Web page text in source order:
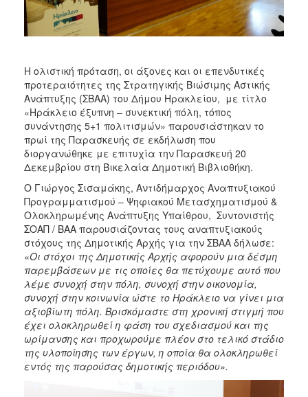
ΠΟΛΙΤΙΣΜΟΣ
ΑΝΘΕΚΤΙΚΗ
ΠΟΛΗ
Η ολιστική πρόταση, οι άξονες και οι επενδυτικές
προτεραιότητες της Στρατηγικής Βιώσιμης Αστικής
Ανάπτυξης (ΣΒΑΑ) του Δήμου Ηρακλείου, με τίτλο
«Ηράκλειο έξυπνη – συνεκτική πόλη, τόπος
συνάντησης 5+1 πολιτισμών» παρουσιάστηκαν το
πρωί της Παρασκευής σε εκδήλωση που
διοργανώθηκε με επιτυχία την Παρασκευή 20
Δεκεμβρίου στη Βικελαία Δημοτική Βιβλιοθήκη.
Ο Γιώργος Σισαμάκης, Αντιδήμαρχος Αναπτυξιακού
Προγραμματισμού – Ψηφιακού Μετασχηματισμού &
Ολοκληρωμένης Ανάπτυξης Υπαίθρου, Συντονιστής
ΣΟΑΠ / ΒΑΑ παρουσιάζοντας τους αναπτυξιακούς
στόχους της Δημοτικής Αρχής για την ΣΒΑΑ δήλωσε:
«Οι στόχοι της Δημοτικής Αρχής αφορούν μια δέσμη
παρεμβάσεων με τις οποίες θα πετύχουμε αυτό που
λέμε συνοχή στην πόλη, συνοχή στην οικονομία,
συνοχή στην κοινωνία ώστε το Ηράκλειο να γίνει μια
αξιοβίωτη πόλη. Βρισκόμαστε στη χρονική στιγμή που
έχει ολοκληρωθεί η φάση του σχεδιασμού και της
ωρίμανσης και προχωρούμε πλέον στο τελικό στάδιο
της υλοποίησης των έργων, η οποία θα ολοκληρωθεί
εντός της παρούσας δημοτικής περιόδου».